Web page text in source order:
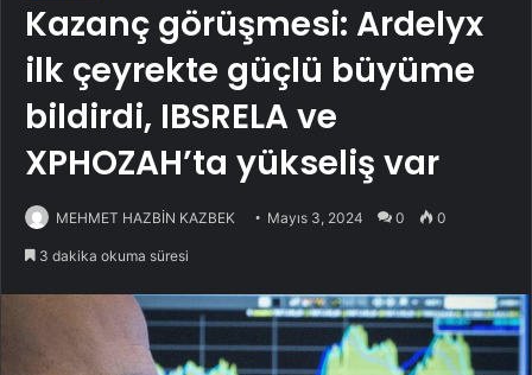
Kazanç görüşmesi: Ardelyx
ilk çeyrekte güçlü büyüme
bildirdi, IBSRELA ve
XPHOZAH’ta yükseliş var
MEHMET HAZBİN KAZBEK Mayıs 3, 2024 0 0
3 dakika okuma süresi